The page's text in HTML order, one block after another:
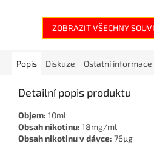
ZOBRAZIT VŠECHNY
Popis Diskuze Ostatní informace
Detailní popis produktu
Objem: 10ml
Obsah nikotinu: 18mg/ml
Obsah nikotinu v dávce: 76μg